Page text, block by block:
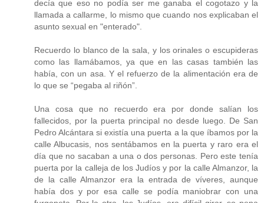
decía que eso no podía ser me ganaba el cogotazo y la
llamada a callarme, lo mismo que cuando nos explicaban el
asunto sexual en "enterado".
Recuerdo lo blanco de la sala, y los orinales o escupideras
como las llamábamos, ya que en las casas también las
había, con un asa. Y el refuerzo de la alimentación era de
lo que se “pegaba al riñón”.
Una cosa que no recuerdo era por donde salían los
fallecidos, por la puerta principal no desde luego. De San
Pedro Alcántara si existía una puerta a la que íbamos por la
calle Albucasis, nos sentábamos en la puerta y raro era el
día que no sacaban a una o dos personas. Pero este tenía
puerta por la calleja de los Judíos y por la calle Almanzor, la
de la calle Almanzor era la entrada de víveres, aunque
había dos y por esa calle se podía maniobrar con una